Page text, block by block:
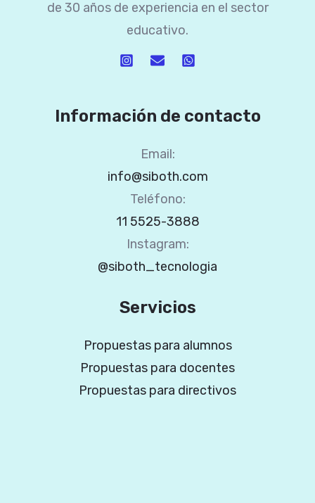
de 30 años de experiencia en el sector
educativo.
Información de contacto
Email:
info@siboth.com
Teléfono:
11 5525-3888
Instagram:
@siboth_tecnologia
Servicios
Propuestas para alumnos
Propuestas para docentes
Propuestas para directivos